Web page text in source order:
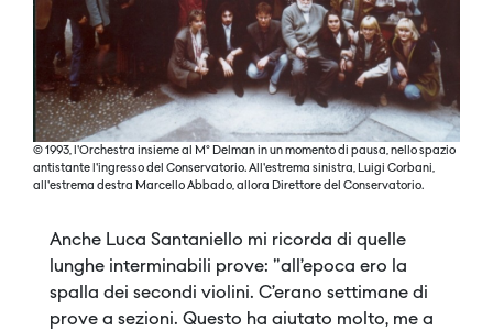
© 1993, l'Orchestra insieme al M° Delman in un momento di pausa, nello spazio
antistante l'ingresso del Conservatorio. All'estrema sinistra, Luigi Corbani,
all'estrema destra Marcello Abbado, allora Direttore del Conservatorio.
Anche Luca Santaniello mi ricorda di quelle
lunghe interminabili prove: "all’epoca ero la
spalla dei secondi violini. C’erano settimane di
prove a sezioni. Questo ha aiutato molto, me a